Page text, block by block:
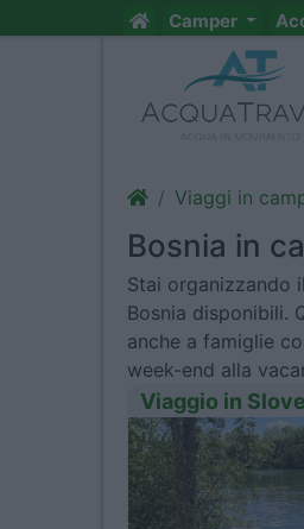
Camper
Viaggi in
Bosnia in
Stai organizzando
Bosnia disponibili.
anche a famiglie
week-end alla
Viaggio in